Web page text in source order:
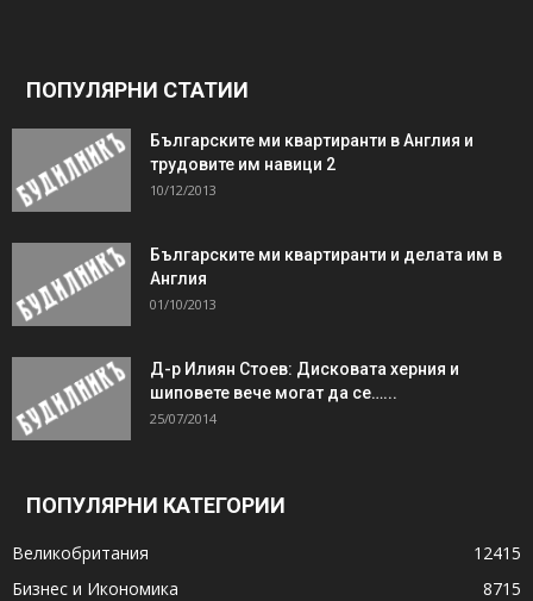
ПОПУЛЯРНИ СТАТИИ
Българските ми квартиранти в Англия и
трудовите им навици 2
10/12/2013
Българските ми квартиранти и делата им в
Англия
01/10/2013
Д-р Илиян Стоев: Дисковата херния и
шиповете вече могат да се…...
25/07/2014
ПОПУЛЯРНИ КАТЕГОРИИ
Великобритания
12415
Бизнес и Икономика
8715